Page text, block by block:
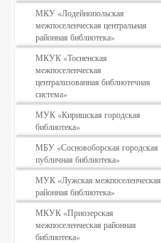
МКУ «Лодейнопольская
межпоселенческая центральная
районная библиотека»
МКУК «Тосненская
межпоселенческая
централизованная библиотечная
система»
МУК «Киришская городская
библиотека»
МБУ «Сосновоборская городская
публичная библиотека»
МУК «Лужская межпоселенческая
районная библиотека»
МКУК «Приозерская
межпоселенческая районная
библиотека»